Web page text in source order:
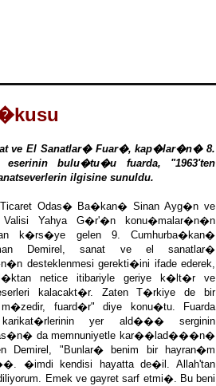
ve El Sanatlar� Fuar�, kap�lar�n� 8.
bulu�tu�u fuarda, "1963'ten
ilgisine sunuldu.
Ticaret Odas� Ba�kan� Sinan Ayg�n ve
Valisi Yahya G�r'�n konu�malar�n�n
k�rs�ye gelen 9. Cumhurba�kan�
Demirel, sanat ve el sanatlar�
desteklenmesi gerekti�ini ifade ederek,
netice itibariyle geriye k�lt�r ve
kalacakt�r. Zaten T�rkiye de bir
fuard�r" diye konu�tu. Fuarda
yer ald��� serginin
da memnuniyetle kar��lad���n�
Demirel, "Bunlar� benim bir hayran�m
�imdi kendisi hayatta de�il. Allah'tan
Emek ve gayret sarf etmi�. Bu beni